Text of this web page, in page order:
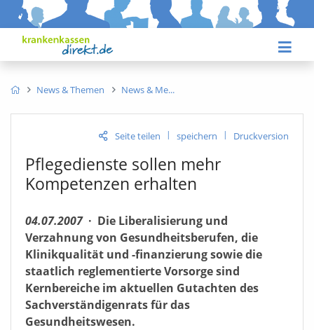
News & Themen News & Me
Seite teilen | speichern | Druckversion
Pflegedienste sollen mehr
Kompetenzen erhalten
04.07.2007 · Die Liberalisierung und
Verzahnung von Gesundheitsberufen, die
Klinikqualität und -finanzierung sowie die
staatlich reglementierte Vorsorge sind
Kernbereiche im aktuellen Gutachten des
Sachverständigenrats für das
Gesundheitswesen.